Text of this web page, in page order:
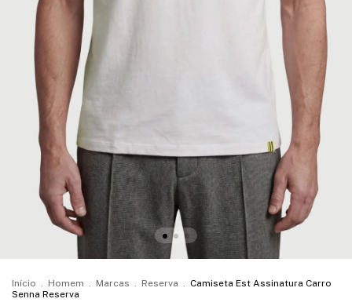
Início . Homem . Marcas . Reserva . Camiseta Est Assinatura Carro
Senna Reserva